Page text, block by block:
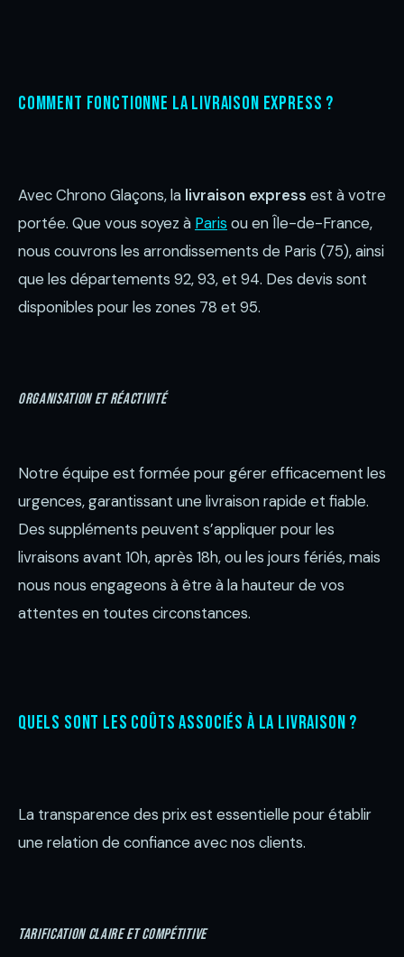
Comment fonctionne la livraison express ?
Avec Chrono Glaçons, la livraison express est à votre
portée. Que vous soyez à Paris ou en Île-de-France,
nous couvrons les arrondissements de Paris (75), ainsi
que les départements 92, 93, et 94. Des devis sont
disponibles pour les zones 78 et 95.
Organisation et réactivité
Notre équipe est formée pour gérer efficacement les
urgences, garantissant une livraison rapide et fiable.
Des suppléments peuvent s’appliquer pour les
livraisons avant 10h, après 18h, ou les jours fériés, mais
nous nous engageons à être à la hauteur de vos
attentes en toutes circonstances.
Quels sont les coûts associés à la livraison ?
La transparence des prix est essentielle pour établir
une relation de confiance avec nos clients.
Tarification claire et compétitive